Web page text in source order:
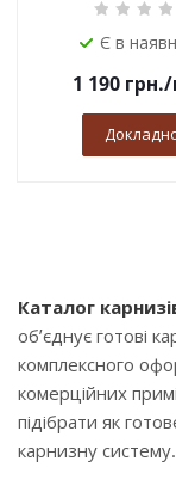
Є в
1 190 грн./
Каталог
об’єднує готові
комплексного
комерційних
підібрати як
карнизну систему.